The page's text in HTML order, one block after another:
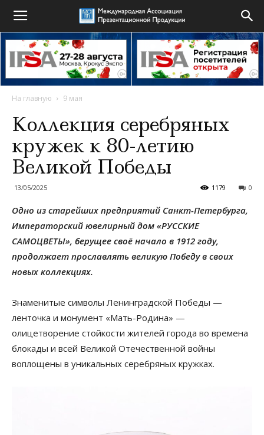
На главную 9 мая
Коллекция серебряных
кружек к 80-летию
Великой Победы
13/05/2025 0
1179
Одно из старейших предприятий Санкт-Петербурга,
Императорский ювелирный дом «РУССКИЕ
САМОЦВЕТЫ», берущее своё начало в 1912 году,
продолжает прославлять великую Победу в своих
новых коллекциях.
Знаменитые символы Ленинградской Победы —
ленточка и монумент «Мать-Родина» —
олицетворение стойкости жителей города во времена
блокады и всей Великой Отечественной войны
воплощены в уникальных серебряных кружках.